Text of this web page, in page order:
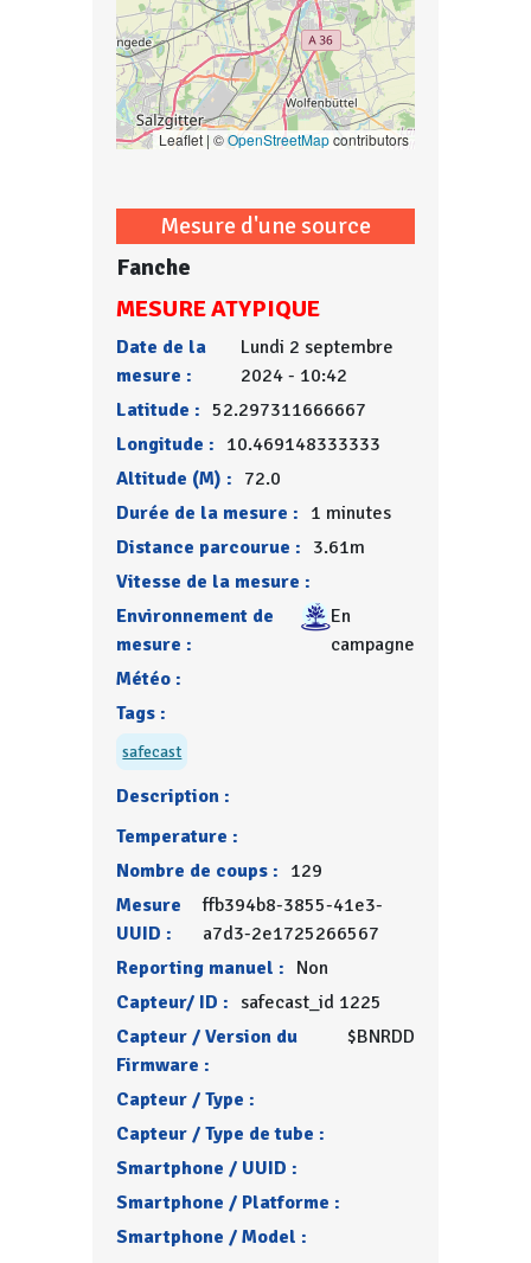
Leaflet | ©OpenStreetMapcontributors
Mesure d'une source
Fanche
MESURE ATYPIQUE
Date de la
mesure :
Lundi 2 septembre
2024 - 10:42
Latitude : 52.297311666667
Longitude : 10.469148333333
Altitude (M) : 72.0
Durée de la mesure : 1 minutes
Distance parcourue : 3.61m
Vitesse de la mesure :
Environnement de
mesure :
En
campagne
Météo :
Tags :
safecast
Description :
Temperature :
Nombre de coups : 129
Mesure
UUID :
ffb394b8-3855-41e3-
a7d3-2e1725266567
Reporting manuel : Non
Capteur/ ID : safecast_id 1225
Capteur / Version du
Firmware :
$BNRDD
Capteur / Type :
Capteur / Type de tube :
Smartphone / UUID :
Smartphone / Platforme :
Smartphone / Model :